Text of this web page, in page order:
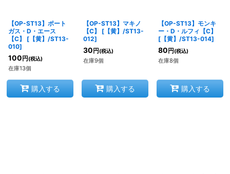
【OP-ST13】ポート
ガス・D・エース
【C】
[ 【黄】/ST13-
010]
100 円 (税込)
在庫13個
購入する
【OP-ST13】マキノ
【C】
[【黄】/ST13-
012]
30 円 (税込)
在庫9個
購入する
【OP-ST13】モンキ
ー・D・ルフィ【C】
[【黄】/ST13-014]
80 円 (税込)
在庫8個
購入する